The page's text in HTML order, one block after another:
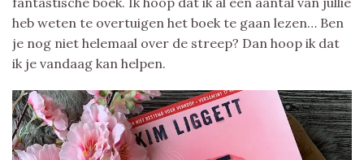
heb weten te overtuigen het boek te gaan lezen… Ben
je nog niet helemaal over de streep? Dan hoop ik dat
ik je vandaag kan helpen.